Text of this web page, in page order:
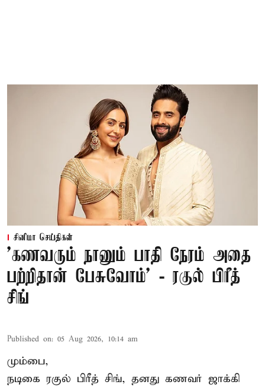
சினிமா செய்திகள்
’கணவரும் நானும் பாதி நேரம் அதை
பற்றிதான் பேசுவோம்’ - ரகுல் பிரீத்
சிங்
Published on: 05 Aug 2026, 10:14 am
மும்பை,
நடிகை ரகுல் பிரீத் சிங், தனது கணவர் ஜாக்கி